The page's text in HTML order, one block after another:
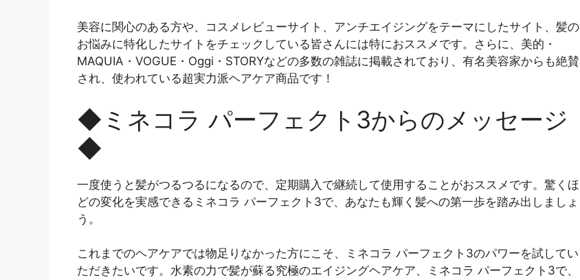
美容に関心のある方や、コスメレビューサイト、アンチエイジングをテーマにしたサイト、髪の
お悩みに特化したサイトをチェックしている皆さんには特におススメです。さらに、美的・
MAQUIA・VOGUE・Oggi・STORYなどの多数の雑誌に掲載されており、有名美容家からも絶賛
され、使われている超実力派ヘアケア商品です！
◆ミネコラ パーフェクト3からのメッセージ
◆
一度使うと髪がつるつるになるので、定期購入で継続して使用することがおススメです。驚くほ
どの変化を実感できるミネコラ パーフェクト3で、あなたも輝く髪への第一歩を踏み出しましょ
う。
これまでのヘアケアでは物足りなかった方にこそ、ミネコラ パーフェクト3のパワーを試してい
ただきたいです。水素の力で髪が蘇る究極のエイジングヘアケア、ミネコラ パーフェクト3で、